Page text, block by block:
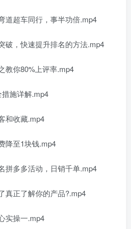
道超车同行，事半功倍.mp4
破，快速提升排名的方法.mp4
教你80%上评率.mp4
施详解.mp4
和收藏.mp4
降至1块钱.mp4
拼多多活动，日销千单.mp4
真正了解你的产品?.mp4
实操一.mp4